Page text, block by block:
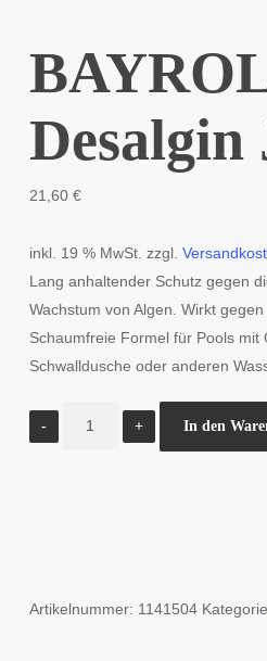
Desalgin
21,60 €
inkl. 19 % MwSt. zzgl.
Lang anhaltender Schutz gegen
Wachstum von Algen. Wirkt
Schaumfreie Formel für Pools mit
Schwalldusche oder anderen
In den
Artikelnummer: 1141504